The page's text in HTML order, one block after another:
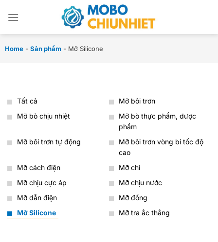
đến
Home - Sản phẩm - Mỡ Silicone
Tất cả
Mỡ bôi trơn
Mỡ bò chịu nhiệt
Mỡ bò thực phẩm, dược
phẩm
Mỡ bôi trơn tự động
Mỡ bôi trơn vòng bi tốc độ
cao
Mỡ cách điện
Mỡ chì
Mỡ chịu cực áp
Mỡ chịu nước
Mỡ dẫn điện
Mỡ đồng
Mỡ Silicone
Mỡ tra ắc thắng